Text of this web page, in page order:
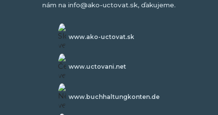
nám na info@ako-uctovat.sk, ďakujeme.
www.ako-uctovat.sk
www.uctovani.net
www.buchhaltungkonten.de